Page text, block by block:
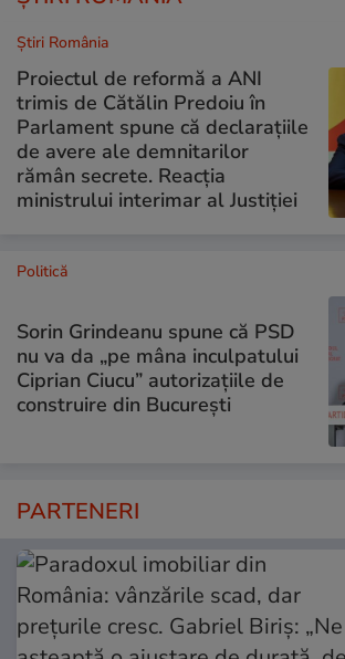
Știri România
Proiectul de reformă a ANI
trimis de Cătălin Predoiu în
Parlament spune că declarațiile
de avere ale demnitarilor
rămân secrete. Reacția
ministrului interimar al Justiției
Politică
Sorin Grindeanu spune că PSD
nu va da „pe mâna inculpatului
Ciprian Ciucu” autorizațiile de
construire din București
PARTENERI